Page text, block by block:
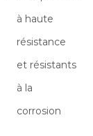
à haute
résistance
et résistants
à la
corrosion